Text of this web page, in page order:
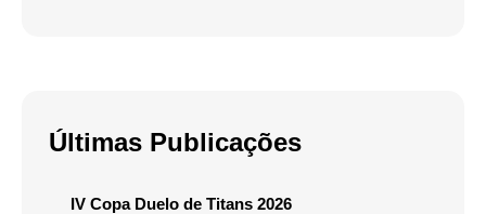
Últimas Publicações
IV Copa Duelo de Titans 2026